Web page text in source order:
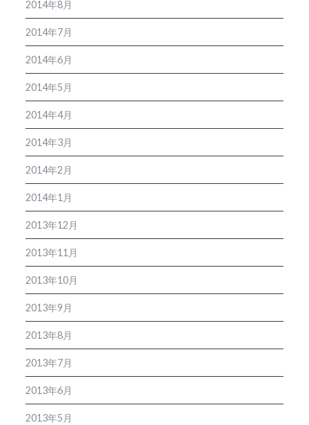
2014年8月
2014年7月
2014年6月
2014年5月
2014年4月
2014年3月
2014年2月
2014年1月
2013年12月
2013年11月
2013年10月
2013年9月
2013年8月
2013年7月
2013年6月
2013年5月